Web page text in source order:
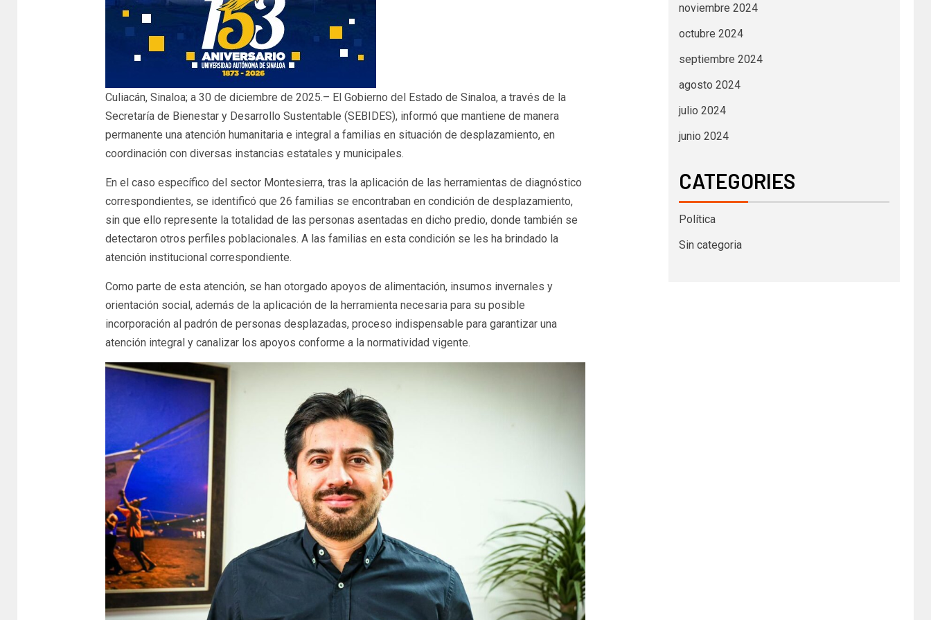
Culiacán, Sinaloa; a 30 de diciembre de 2025.– El Gobierno del Estado de Sinaloa, a través de la
Secretaría de Bienestar y Desarrollo Sustentable (SEBIDES), informó que mantiene de manera
permanente una atención humanitaria e integral a familias en situación de desplazamiento, en
coordinación con diversas instancias estatales y municipales.
En el caso específico del sector Montesierra, tras la aplicación de las herramientas de diagnóstico
correspondientes, se identificó que 26 familias se encontraban en condición de desplazamiento,
sin que ello represente la totalidad de las personas asentadas en dicho predio, donde también se
detectaron otros perfiles poblacionales. A las familias en esta condición se les ha brindado la
atención institucional correspondiente.
Como parte de esta atención, se han otorgado apoyos de alimentación, insumos invernales y
orientación social, además de la aplicación de la herramienta necesaria para su posible
incorporación al padrón de personas desplazadas, proceso indispensable para garantizar una
atención integral y canalizar los apoyos conforme a la normatividad vigente.
noviembre 2024
octubre 2024
septiembre 2024
agosto 2024
julio 2024
junio 2024
CATEGORIES
Política
Sin categoria